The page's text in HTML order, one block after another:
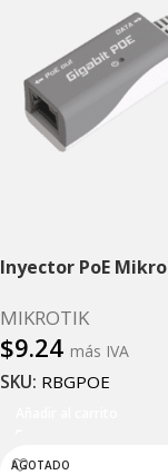
Inyector PoE
MIKROTIK
$9.24 más IVA
SKU: RBGPOE
AGOTADO